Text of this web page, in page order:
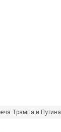
Трампа и Путина